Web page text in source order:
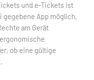
und e-Tickets ist
App möglich,
am Gerät
ob eine gültige